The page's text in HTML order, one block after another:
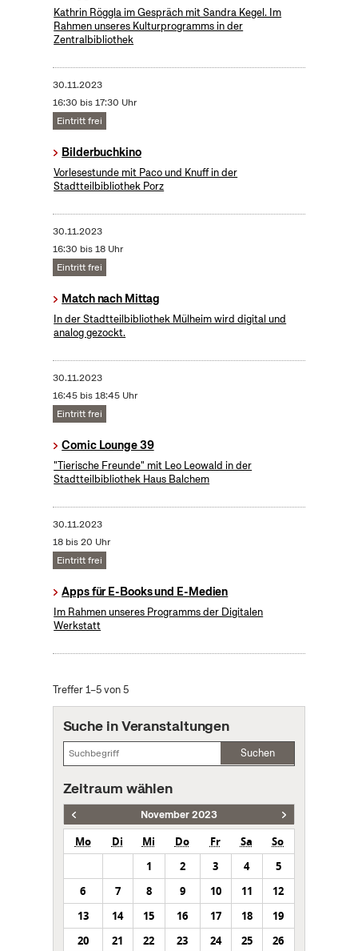
Kathrin Röggla im Gespräch mit Sandra Kegel. Im
Rahmen unseres Kulturprogramms in der
Zentralbibliothek
30.11.2023
16:30 bis 17:30 Uhr
Eintritt frei
Bilderbuchkino
Vorlesestunde mit Paco und Knuff in der
Stadtteilbibliothek Porz
30.11.2023
16:30 bis 18 Uhr
Eintritt frei
Match nach Mittag
In der Stadtteilbibliothek Mülheim wird digital und
analog gezockt.
30.11.2023
16:45 bis 18:45 Uhr
Eintritt frei
Comic Lounge 39
"Tierische Freunde" mit Leo Leowald in der
Stadtteilbibliothek Haus Balchem
30.11.2023
18 bis 20 Uhr
Eintritt frei
Apps für E-Books und E-Medien
Im Rahmen unseres Programms der Digitalen
Werkstatt
Treffer 1–5 von 5
Suche in Veranstaltungen
Suchen
Zeitraum wählen
November 2023
Mo Di Mi Do Fr Sa
So
1
2 3 4
5
6
7 8 9 10 11
12
13
14 15 16 17 18
19
20
21 22 23 24 25
26